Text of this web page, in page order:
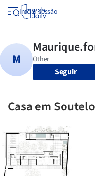
Iniciar sessão
Seguir
Casa em Soutelo